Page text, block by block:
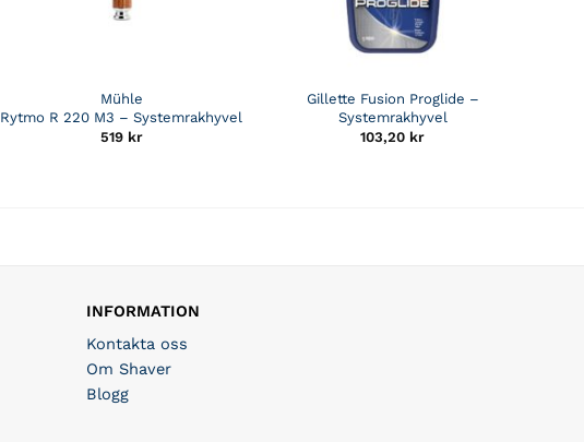
Mühle
Rytmo R 220 M3 – Systemrakhyvel
519 kr
Gillette Fusion Proglide –
Systemrakhyvel
103,20 kr
INFORMATION
Kontakta oss
Om Shaver
Blogg